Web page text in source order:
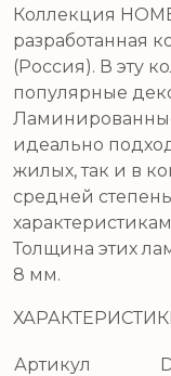
Коллекция
разработанная
(Россия). В эту
популярные
идеально
жилых, так и в
средней
Толщина этих
8 мм.
Артикул